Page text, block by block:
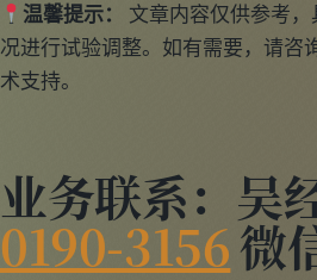
温馨提示：
文章内容仅供参考
况进行试验调整。如有需要，请咨
术支持。
业务联系：吴
0190-3156 微